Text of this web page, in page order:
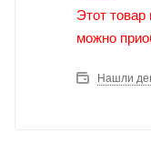
Этот товар
можно
Нашли